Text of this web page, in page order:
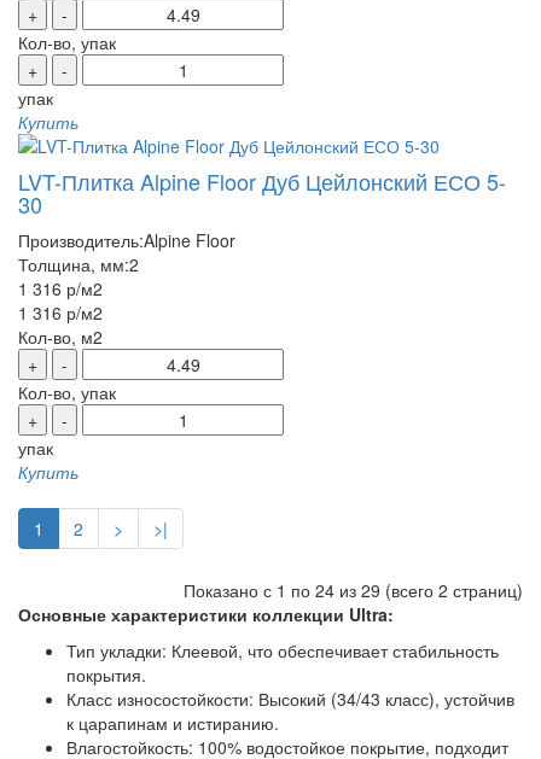
+
-
Кол-во, упак
+
-
упак
Купить
LVT-Плитка Alpine Floor Дуб Цейлонский ЕСО 5-
30
Производитель:Alpine Floor
Толщина, мм:2
1 316 р/м2
1 316 р/м2
Кол-во, м2
+
-
Кол-во, упак
+
-
упак
Купить
1 2 > >|
Показано с 1 по 24 из 29 (всего 2 страниц)
Основные характеристики коллекции Ultra:
Тип укладки: Клеевой, что обеспечивает стабильность
покрытия.
Класс износостойкости: Высокий (34/43 класс), устойчив
к царапинам и истиранию.
Влагостойкость: 100% водостойкое покрытие, подходит